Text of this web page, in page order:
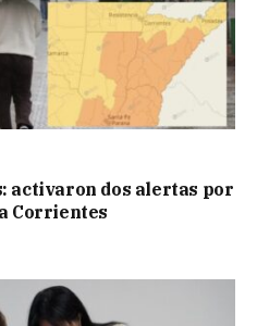
activaron dos alertas por
Corrientes